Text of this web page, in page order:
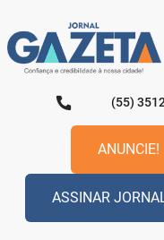
para
o
conteúdo
(55)
ANUNCIE!
ASSINAR